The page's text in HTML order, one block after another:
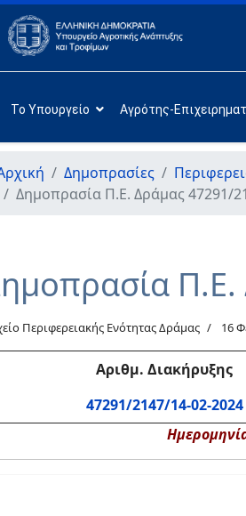
Το Υπουργείο Αγρότης-
Δημοπρασίες
Δημοπρασία Π.Ε. Δράμας 47291/
Περιφερειακής Ενότητας Δράμας 16
Αριθμ. Διακήρυξης
47291/2147/14-02-2024